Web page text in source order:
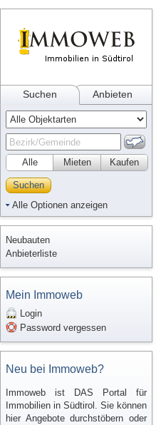
Suchen Anbieten
Alle Kaufen
Mieten
Suchen
Alle Optionen anzeigen
Neubauten
Anbieterliste
Mein Immoweb
Login
Password vergessen
Neu bei Immoweb?
Immoweb ist DAS Portal für
Immobilien in Südtirol. Sie können
hier Angebote durchstöbern oder